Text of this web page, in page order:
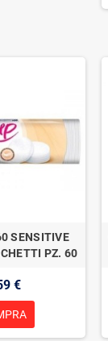
SENSITIVE
PZ. 60
€